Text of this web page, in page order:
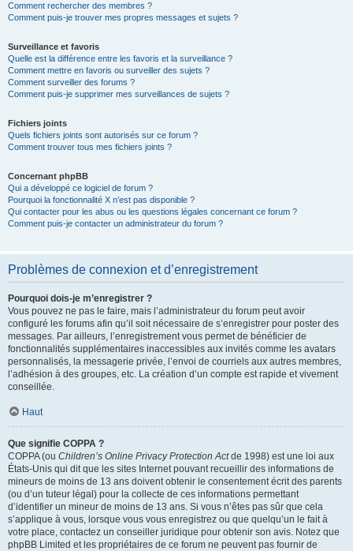
Comment rechercher des membres ?
Comment puis-je trouver mes propres messages et sujets ?
Surveillance et favoris
Quelle est la différence entre les favoris et la surveillance ?
Comment mettre en favoris ou surveiller des sujets ?
Comment surveiller des forums ?
Comment puis-je supprimer mes surveillances de sujets ?
Fichiers joints
Quels fichiers joints sont autorisés sur ce forum ?
Comment trouver tous mes fichiers joints ?
Concernant phpBB
Qui a développé ce logiciel de forum ?
Pourquoi la fonctionnalité X n’est pas disponible ?
Qui contacter pour les abus ou les questions légales concernant ce forum ?
Comment puis-je contacter un administrateur du forum ?
Problèmes de connexion et d’enregistrement
Pourquoi dois-je m’enregistrer ?
Vous pouvez ne pas le faire, mais l’administrateur du forum peut avoir
configuré les forums afin qu’il soit nécessaire de s’enregistrer pour poster des
messages. Par ailleurs, l’enregistrement vous permet de bénéficier de
fonctionnalités supplémentaires inaccessibles aux invités comme les avatars
personnalisés, la messagerie privée, l’envoi de courriels aux autres membres,
l’adhésion à des groupes, etc. La création d’un compte est rapide et vivement
conseillée.
Haut
Que signifie COPPA ?
COPPA (ou Children’s Online Privacy Protection Actde 1998) est une loi aux
États-Unis qui dit que les sites Internet pouvant recueillir des informations de
mineurs de moins de 13 ans doivent obtenir le consentement écrit des parents
(ou d’un tuteur légal) pour la collecte de ces informations permettant
d’identifier un mineur de moins de 13 ans. Si vous n’êtes pas sûr que cela
s’applique à vous, lorsque vous vous enregistrez ou que quelqu’un le fait à
votre place, contactez un conseiller juridique pour obtenir son avis. Notez que
phpBB Limited et les propriétaires de ce forum ne peuvent pas fournir de